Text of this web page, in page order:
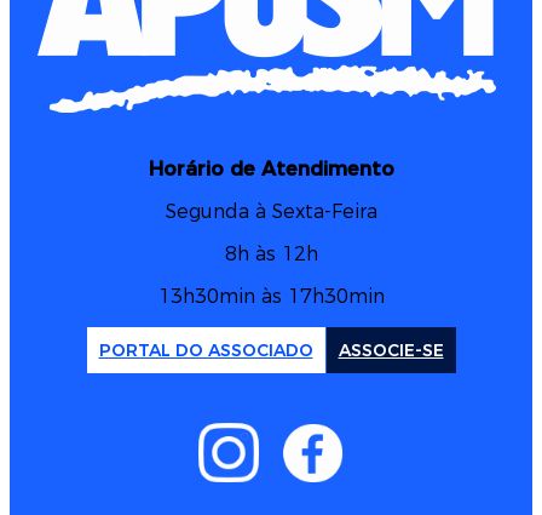
Horário de Atendimento
Segunda à Sexta-Feira
8h às 12h
13h30min às 17h30min
PORTAL DO ASSOCIADO ASSOCIE-SE